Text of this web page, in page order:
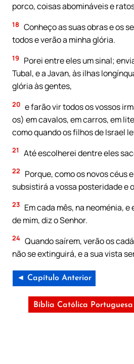
porco, coisas abomináveis e
18 Conheço as suas obras e os
todos e verão a minha glória.
19
Porei entre eles um sinal;
Tubal, e a Javan, às ilhas
glória às gentes,
20 e farão vir todos os vossos
os) em cavalos, em carros, em
como quando os filhos de Israel
21 Até escolherei dentre eles
22
Porque, como os novos céus
subsistirá a vossa posteridade e
23 Em cada mês, na neoménia,
de mim, diz o Senhor.
24 Quando saírem, verão os
não se extinguirá, e a sua vista
◄ Capítulo Anterior
Bíblia Católica